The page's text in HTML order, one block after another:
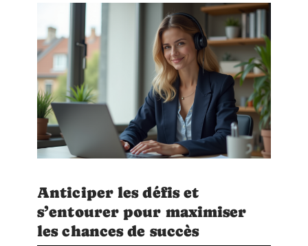
Anticiper les défis et
s’entourer pour maximiser
les chances de succès